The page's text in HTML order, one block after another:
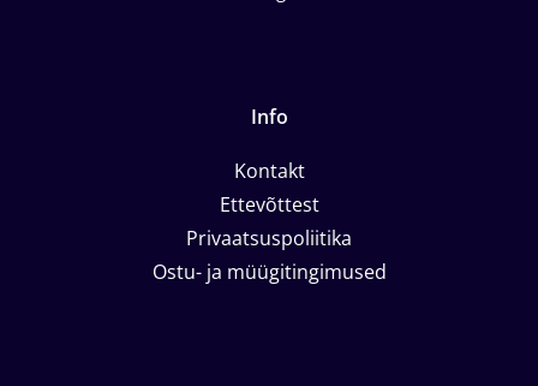
Info
Kontakt
Ettevõttest
Privaatsuspoliitika
Ostu- ja müügitingimused